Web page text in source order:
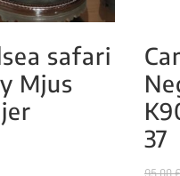
safari
Mjus
37